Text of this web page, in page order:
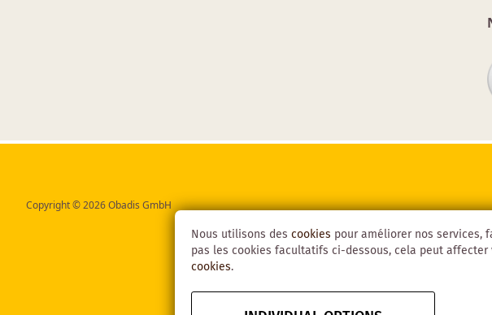
Copyright © 2026 Obadis GmbH
Nous utilisons descookies pour améliorer nos services,
pas les cookies facultatifs ci-dessous, cela peut
cookies.